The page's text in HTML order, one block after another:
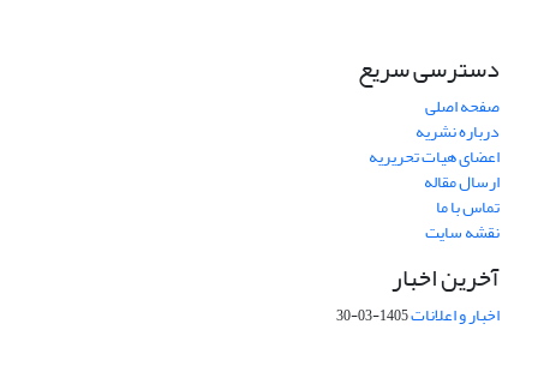
دسترسی سریع
صفحه اصلی
درباره نشریه
اعضای هیات تحریریه
ارسال مقاله
تماس با ما
نقشه سایت
آخرین اخبار
اخبار و اعلانات1405-03-30